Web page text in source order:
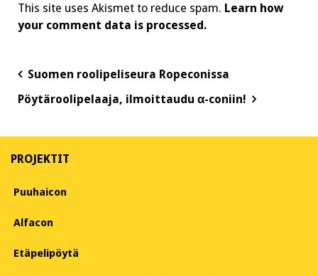
This site uses Akismet to reduce spam. Learn how
your comment data is processed.
Post
navigation
Suomen roolipeliseura Ropeconissa
Pöytäroolipelaaja, ilmoittaudu α-coniin!
PROJEKTIT
Puuhaicon
Alfacon
Etäpelipöytä